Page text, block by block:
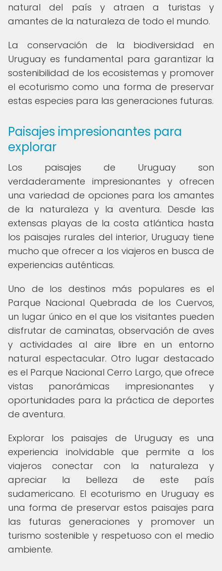
natural del país y atraen a turistas y
amantes de la naturaleza de todo el mundo.
La conservación de la biodiversidad en
Uruguay es fundamental para garantizar la
sostenibilidad de los ecosistemas y promover
el ecoturismo como una forma de preservar
estas especies para las generaciones futuras.
Paisajes impresionantes para
explorar
Los paisajes de Uruguay son
verdaderamente impresionantes y ofrecen
una variedad de opciones para los amantes
de la naturaleza y la aventura. Desde las
extensas playas de la costa atlántica hasta
los paisajes rurales del interior, Uruguay tiene
mucho que ofrecer a los viajeros en busca de
experiencias auténticas.
Uno de los destinos más populares es el
Parque Nacional Quebrada de los Cuervos,
un lugar único en el que los visitantes pueden
disfrutar de caminatas, observación de aves
y actividades al aire libre en un entorno
natural espectacular. Otro lugar destacado
es el Parque Nacional Cerro Largo, que ofrece
vistas panorámicas impresionantes y
oportunidades para la práctica de deportes
de aventura.
Explorar los paisajes de Uruguay es una
experiencia inolvidable que permite a los
viajeros conectar con la naturaleza y
apreciar la belleza de este país
sudamericano. El ecoturismo en Uruguay es
una forma de preservar estos paisajes para
las futuras generaciones y promover un
turismo sostenible y respetuoso con el medio
ambiente.